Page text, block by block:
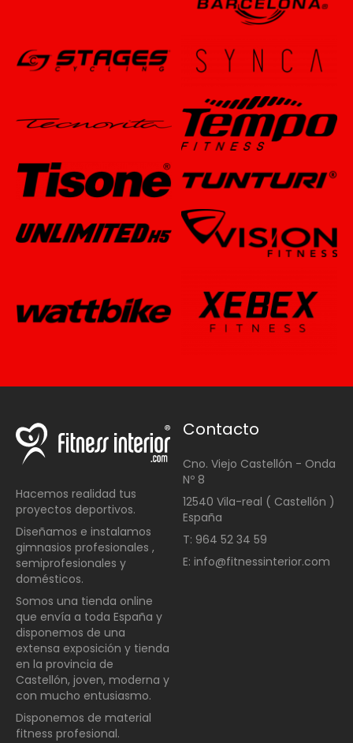
Hacemos realidad tus
proyectos deportivos.
Diseñamos e instalamos
gimnasios profesionales ,
semiprofesionales y
domésticos.
Somos una tienda online
que envía a toda España y
disponemos de una
extensa exposición y tienda
en la provincia de
Castellón, joven, moderna y
con mucho entusiasmo.
Disponemos de material
fitness profesional.
Contacto
Cno. Viejo Castellón - Onda
Nº 8
12540 Vila-real ( Castellón )
España
T: 964 52 34 59
E: info@fitnessinterior.com